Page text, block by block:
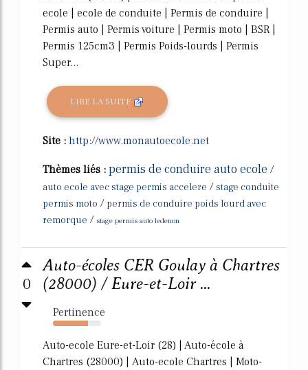
ecole | ecole de conduite | Permis de conduire |
Permis auto | Permis voiture | Permis moto | BSR |
Permis 125cm3 | Permis Poids-lourds | Permis
Super...
LIRE LA SUITE
Site : http://www.monautoecole.net
Thèmes liés : permis de conduire auto ecole /
auto ecole avec stage permis accelere /stage conduite
permis moto / permis de conduire poids lourd avec
remorque / stage permis auto ledenon
0
Auto-écoles CER Goulay à Chartres
(28000) / Eure-et-Loir ...
Pertinence
73%
Auto-ecole Eure-et-Loir (28) | Auto-école à
Chartres (28000) | Auto-ecole Chartres | Moto-